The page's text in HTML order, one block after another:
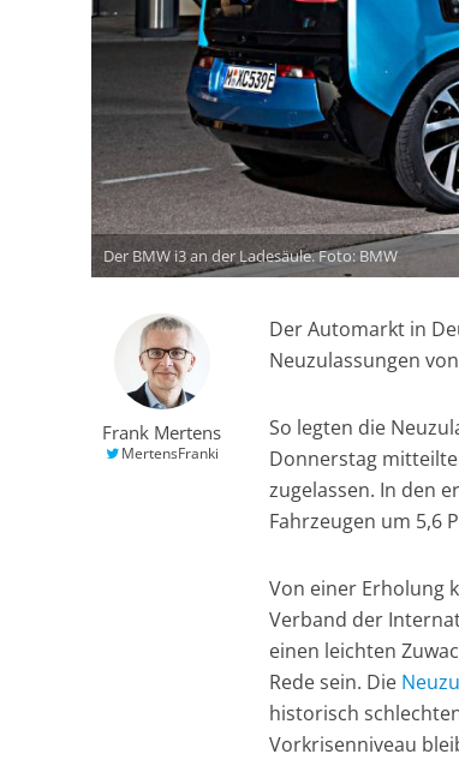
Der BMW i3 an der Ladesäule. Foto: BMW
Frank Mertens
MertensFranki
Der Automarkt in
Neuzulassungen
So legten die
Donnerstag
zugelassen. In den
Fahrzeugen um 5,6
Von einer Erholung
Verband der
einen leichten
Rede sein. Die
historisch
Vorkrisenniveau